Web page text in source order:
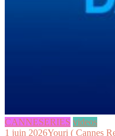
CANNESERIES videos
1 juin 2026Youri ( Cannes